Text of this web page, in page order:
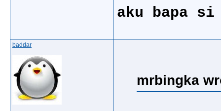
aku bapa si
baddar
mrbingka